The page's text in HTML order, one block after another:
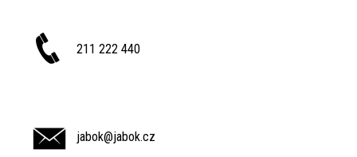
211 222 440
jabok@jabok.cz